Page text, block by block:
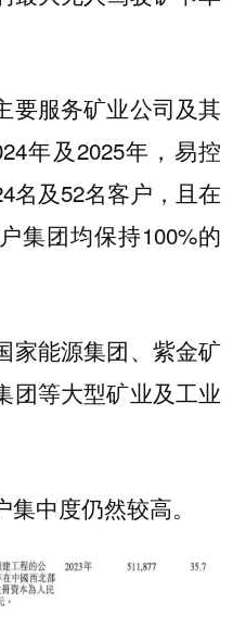
要服务矿业公司及其
年及2025年，易控
名及52名客户，且在
集团均保持100%的
家能源集团、紫金矿
团等大型矿业及工业
中度仍然较高。